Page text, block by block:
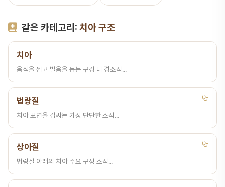
같은 카테고리: 치아 구조
치아
음식을 씹고 발음을 돕는 구강 내 경조직...
법랑질
치아 표면을 감싸는 가장 단단한 조직...
상아질
법랑질 아래의 치아 주요 구성 조직...